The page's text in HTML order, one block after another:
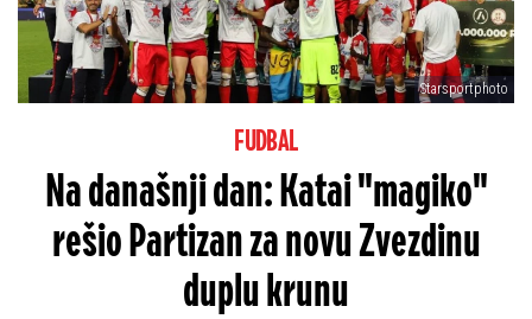
Starsportphoto
FUDBAL
Na današnji dan: Katai "magiko"
rešio Partizan za novu Zvezdinu
duplu krunu